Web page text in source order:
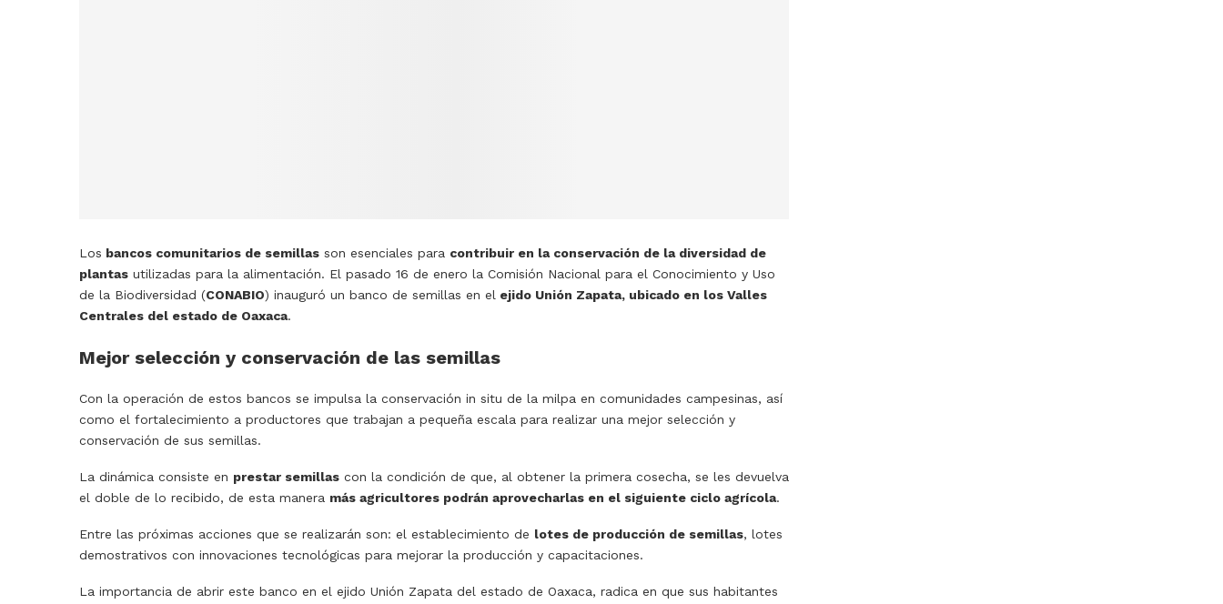
Los bancos comunitarios de semillas son esenciales para contribuir en la conservación de la diversidad de
plantas utilizadas para la alimentación. El pasado 16 de enero la Comisión Nacional para el Conocimiento y Uso
de la Biodiversidad (CONABIO) inauguró un banco de semillas en el ejido Unión Zapata, ubicado en los Valles
Centrales del estado de Oaxaca.
Mejor selección y conservación de las semillas
Con la operación de estos bancos se impulsa la conservación in situ de la milpa en comunidades campesinas, así
como el fortalecimiento a productores que trabajan a pequeña escala para realizar una mejor selección y
conservación de sus semillas.
La dinámica consiste en prestar semillas con la condición de que, al obtener la primera cosecha, se les devuelva
el doble de lo recibido, de esta manera más agricultores podrán aprovecharlas en el siguiente ciclo agrícola.
Entre las próximas acciones que se realizarán son: el establecimiento de lotes de producción de semillas, lotes
demostrativos con innovaciones tecnológicas para mejorar la producción y capacitaciones.
La importancia de abrir este banco en el ejido Unión Zapata del estado de Oaxaca, radica en que sus habitantes